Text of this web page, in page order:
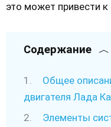
это может привести
Содержание
Общее
двигателя Лада
Элементы